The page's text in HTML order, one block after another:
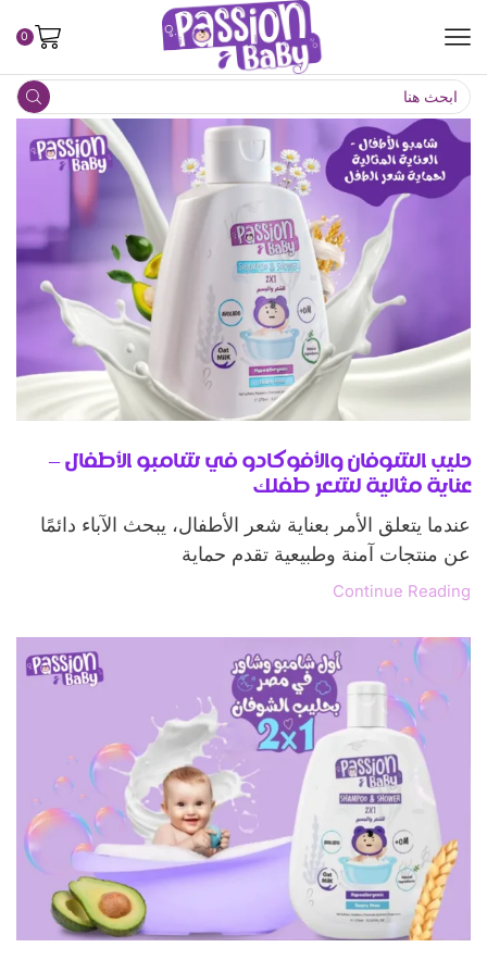
0
حليب الشوفان والأفوكادو في شامبو الأطفال –
عناية مثالية لشعر طفلك
عندما يتعلق الأمر بعناية شعر الأطفال، يبحث الآباء دائمًا
عن منتجات آمنة وطبيعية تقدم حماية
Continue Reading